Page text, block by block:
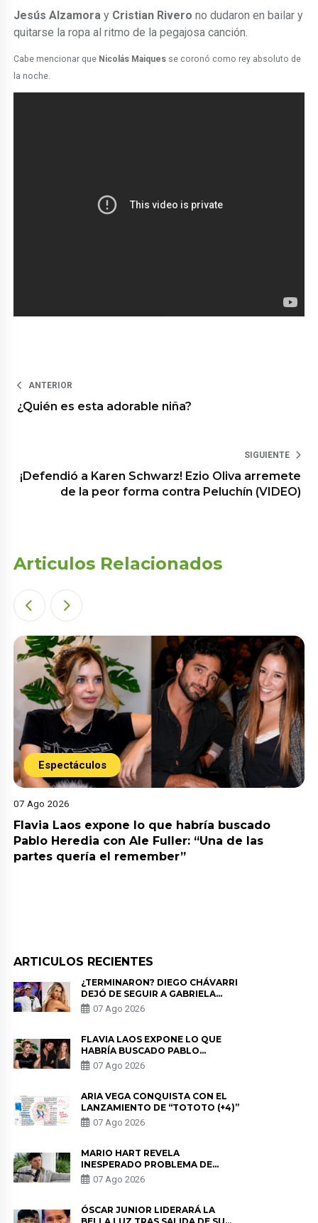
Jesús Alzamora y Cristian Rivero no dudaron en bailar y
quitarse la ropa al ritmo de la pegajosa canción.
Cabe mencionar que Nicolás Maiques se coronó como rey absoluto de
la noche.
ANTERIOR
¿Quién es esta adorable niña?
SIGUIENTE
¡Defendió a Karen Schwarz! Ezio Oliva arremete
de la peor forma contra Peluchín (VIDEO)
Articulos Relacionados
Espectáculos
07 Ago 2026
Flavia Laos expone lo que habría buscado
Pablo Heredia con Ale Fuller: “Una de las
partes quería el remember”
ARTICULOS RECIENTES
¿TERMINARON? DIEGO CHÁVARRI
DEJÓ DE SEGUIR A GABRIELA
HERRERA Y ANUNCIA SU SALIDA
DE PÓDCAST
07 Ago 2026
FLAVIA LAOS EXPONE LO QUE
HABRÍA BUSCADO PABLO
HEREDIA CON ALE FULLER: “UNA
DE LAS PARTES QUERÍA EL
07 Ago 2026
ARIA VEGA CONQUISTA CON EL
LANZAMIENTO DE “TOTOTO (+4)”
07 Ago 2026
MARIO HART REVELA
INESPERADO PROBLEMA DE
SALUD ANTES DE SEPARARSE DE
KORINA: “ME ENCONTRARON UN
07 Ago 2026
ÓSCAR JUNIOR LIDERARÁ LA